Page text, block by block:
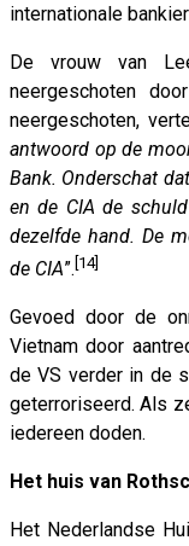
internationale
De vrouw van
neergeschoten
neergeschoten,
antwoord op de
Bank. Onderschat
en de CIA de
dezelfde hand. De
de CIA”. [14]
Gevoed door de
Vietnam door
de VS verder in de
geterroriseerd. Als
iedereen doden.
Het huis van
Het Nederlandse